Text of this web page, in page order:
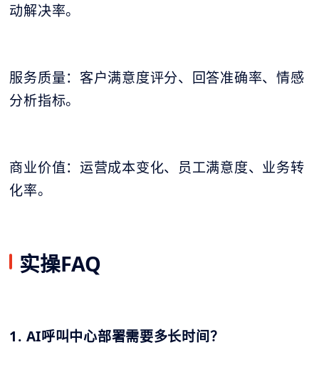
动解决率。
服务质量：客户满意度评分、回答准确率、情感
分析指标。
商业价值：运营成本变化、员工满意度、业务转
化率。
实操FAQ
1. AI呼叫中心部署需要多长时间？